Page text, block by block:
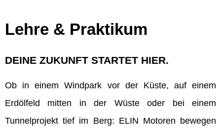
Lehre & Praktikum
DEINE ZUKUNFT STARTET HIER.
Ob in einem Windpark vor der Küste, auf einem
Erdölfeld mitten in der Wüste oder bei einem
Tunnelprojekt tief im Berg: ELIN Motoren bewegen